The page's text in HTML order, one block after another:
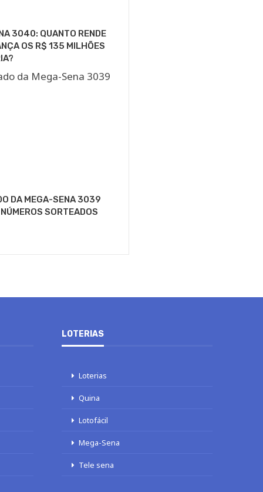
3040: QUANTO RENDE
OS R$ 135 MILHÕES
DA MEGA-SENA 3039
SORTEADOS
LOTERIAS
Loterias
Quina
Lotofácil
Mega-Sena
Tele sena